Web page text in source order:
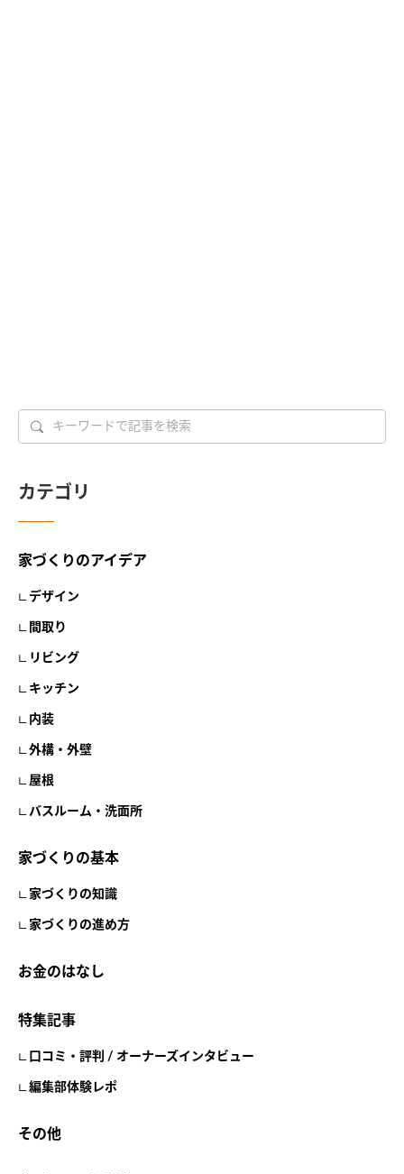
カテゴリ
家づくりのアイデア
デザイン
間取り
リビング
キッチン
内装
外構・外壁
屋根
バスルーム・洗面所
家づくりの基本
家づくりの知識
家づくりの進め方
お金のはなし
特集記事
口コミ・評判 / オーナーズインタビュー
編集部体験レポ
その他